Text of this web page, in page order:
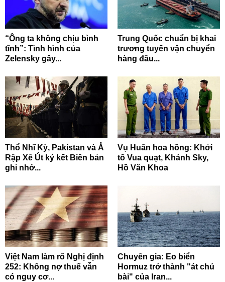
“Ông ta không chịu bình
tĩnh”: Tình hình của
Zelensky gây...
Trung Quốc chuẩn bị khai
trương tuyến vận chuyển
hàng đầu...
Thổ Nhĩ Kỳ, Pakistan và Ả
Rập Xê Út ký kết Biên bản
ghi nhớ...
Vụ Huấn hoa hồng: Khởi
tố Vua quạt, Khánh Sky,
Hồ Văn Khoa
Việt Nam làm rõ Nghị định
252: Không nợ thuế vẫn
có nguy cơ...
Chuyên gia: Eo biển
Hormuz trở thành "át chủ
bài" của Iran...